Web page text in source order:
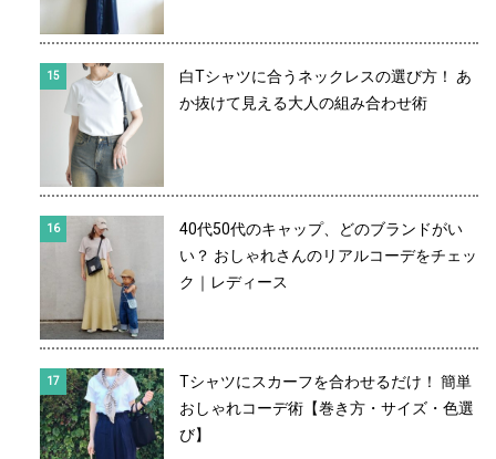
白Tシャツに合うネックレスの選び方！ あ
か抜けて見える大人の組み合わせ術
40代50代のキャップ、どのブランドがい
い？ おしゃれさんのリアルコーデをチェッ
ク｜レディース
Tシャツにスカーフを合わせるだけ！ 簡単
おしゃれコーデ術【巻き方・サイズ・色選
び】